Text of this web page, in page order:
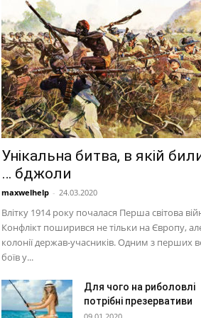
Унікальна битва, в якій
… бджоли
maxwelhelp - 24.03.2020
Влітку 1914 року почалася Перша світова
Конфлікт поширився не тільки на Європу,
колонії держав-учасників. Одним з перших
боїв у...
Для чого на риболовлі
потрібні презервативи